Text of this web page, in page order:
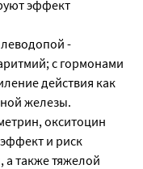
эффект
-
с гормонами
действия как
железы.
окситоцин
и риск
также тяжелой